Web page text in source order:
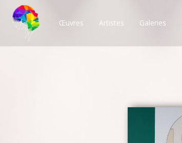
Œuvres Artistes Galeries